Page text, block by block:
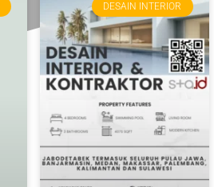
DESAIN INTERIOR